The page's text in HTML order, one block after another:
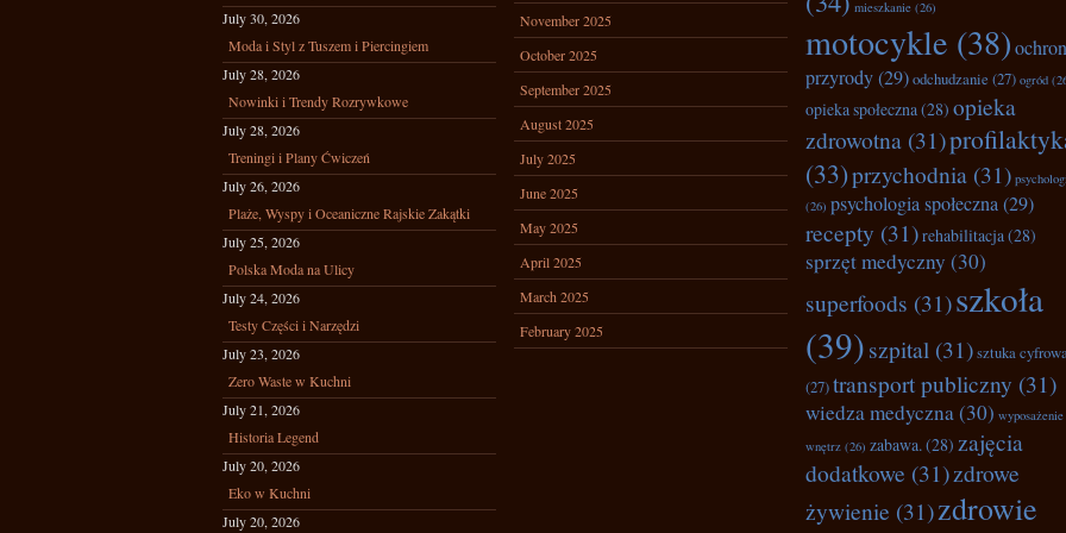
July 30, 2026
Moda i Styl z Tuszem i Piercingiem
July 28, 2026
Nowinki i Trendy Rozrywkowe
July 28, 2026
Treningi i Plany Ćwiczeń
July 26, 2026
Plaże, Wyspy i Oceaniczne Rajskie Zakątki
July 25, 2026
Polska Moda na Ulicy
July 24, 2026
Testy Części i Narzędzi
July 23, 2026
Zero Waste w Kuchni
July 21, 2026
Historia Legend
July 20, 2026
Eko w Kuchni
July 20, 2026
November 2025
October 2025
September 2025
August 2025
July 2025
June 2025
May 2025
April 2025
March 2025
February 2025
mieszkanie (26)
motocykle (38)
przyrody(29)odchudzanie (27) ogród
opieka społeczna(28) opieka
zdrowotna (31)
(33)przychodnia (31)
(26) psychologia społeczna(29)
recepty (31)rehabilitacja(28)
sprzęt medyczny (30)
superfoods (31)szkoła
(39)szpital (31)sztuka
(27)transport publiczny (31)
wiedza medyczna(30) wyposażenie
wnętrz (26) zabawa.(28) zajęcia
dodatkowe (31)zdrowe
żywienie (31)zdrowie